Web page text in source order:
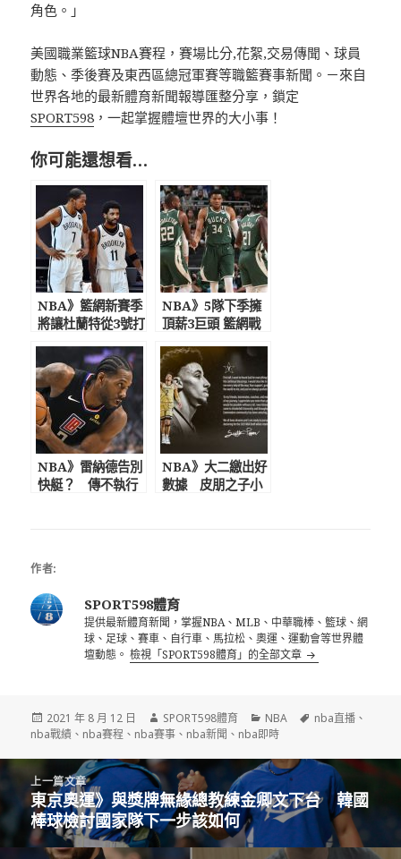
角色。」
美國職業籃球NBA賽程，賽場比分,花絮,交易傳聞、球員
動態、季後賽及東西區總冠軍賽等職籃賽事新聞。－來自
世界各地的最新體育新聞報導匯整分享，鎖定
SPORT598 ，一起掌握體壇世界的大小事！
你可能還想看…
NBA》籃網新賽季
將讓杜蘭特從3號打
NBA》5隊下季擁
頂薪3巨頭 籃網戰
湖人：有我們在就
不會贏
NBA》雷納德告別
快艇？ 傳不執行
NBA》大二繳出好
數據 皮朋之子小
作者:
SPORT598體育
提供最新體育新聞，掌握NBA、MLB、中華職棒、籃球、網
球、足球、賽車、自行車、馬拉松、奧運、運動會等世界體
壇動態。檢視「SPORT598體育」的全部文章
發
佈
2021 年 8 月 12 日
作
者
SPORT598體育
分
類
NBA
標
nba直播 、
nba戰績 、 nba賽程 、 nba賽事 、 nba新聞 、 nba即時
章
導
覽
上一篇文章
上
一
篇
東京奧運》與獎牌無緣總教練金卿文下台 韓國
棒球檢討國家隊下一步該如何